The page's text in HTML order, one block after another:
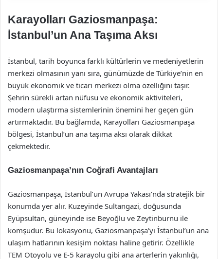
Karayolları Gaziosmanpaşa:
İstanbul’un Ana Taşıma Aksı
İstanbul, tarih boyunca farklı kültürlerin ve medeniyetlerin
merkezi olmasının yanı sıra, günümüzde de Türkiye’nin en
büyük ekonomik ve ticari merkezi olma özelliğini taşır.
Şehrin sürekli artan nüfusu ve ekonomik aktiviteleri,
modern ulaştırma sistemlerinin önemini her geçen gün
artırmaktadır. Bu bağlamda, Karayolları Gaziosmanpaşa
bölgesi, İstanbul’un ana taşıma aksı olarak dikkat
çekmektedir.
Gaziosmanpaşa’nın Coğrafi Avantajları
Gaziosmanpaşa, İstanbul’un Avrupa Yakası’nda stratejik bir
konumda yer alır. Kuzeyinde Sultangazi, doğusunda
Eyüpsultan, güneyinde ise Beyoğlu ve Zeytinburnu ile
komşudur. Bu lokasyonu, Gaziosmanpaşa’yı İstanbul’un ana
ulaşım hatlarının kesişim noktası haline getirir. Özellikle
TEM Otoyolu ve E-5 karayolu gibi ana arterlerin yakınlığı,